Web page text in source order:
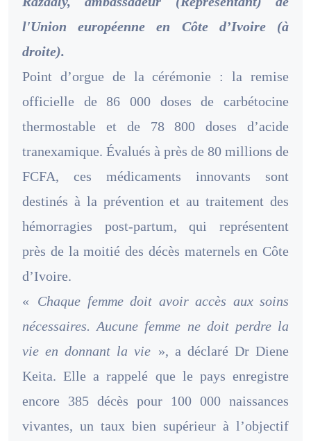
l'Union européenne en Côte d’Ivoire (à
droite).
Point d’orgue de la cérémonie : la remise
officielle de 86 000 doses de carbétocine
thermostable et de 78 800 doses d’acide
tranexamique. Évalués à près de 80 millions de
FCFA, ces médicaments innovants sont
destinés à la prévention et au traitement des
hémorragies post-partum, qui représentent
près de la moitié des décès maternels en Côte
d’Ivoire.
«
Chaque femme doit avoir accès aux soins
nécessaires. Aucune femme ne doit perdre la
vie en donnant la vie », a déclaré Dr Diene
Keita. Elle a rappelé que le pays enregistre
encore 385 décès pour 100 000 naissances
vivantes, un taux bien supérieur à l’objectif